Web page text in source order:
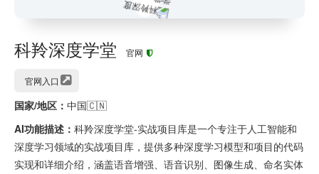
科羚深度学堂 官网
官网入口
国家/地区： 中国🇨🇳
AI功能描述： 科羚深度学堂-实战项目库是一个专注于人工智能和
深度学习领域的实战项目库，提供多种深度学习模型和项目的代码
实现和详细介绍，涵盖语音增强、语音识别、图像生成、命名实体